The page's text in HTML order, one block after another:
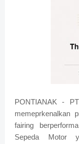
PONTIANAK -
memeprkenalkan
fairing
Sepeda Motor